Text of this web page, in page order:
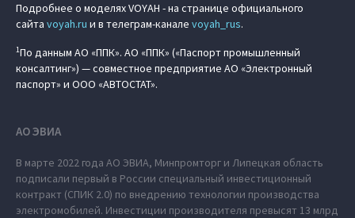
Подробнее о моделях VOYAH - на странице официального
сайта voyah.ru и в телеграм-канале voyah_rus.
1По данным АО «ППК». АО «ППК» («Паспорт промышленный
консалтинг») — совместное предприятие АО «Электронный
паспорт» и ООО «АВТОСТАТ».
АО ЭВИА
В марте 2022 года АО ЭВИА, Минпромторг и Липецкая область
подписали первый в России специальный инвестиционный
контракт (СПИК 2.0) по внедрению технологии производства
электромобилей. Инвестиции производителя превысят 13 млрд